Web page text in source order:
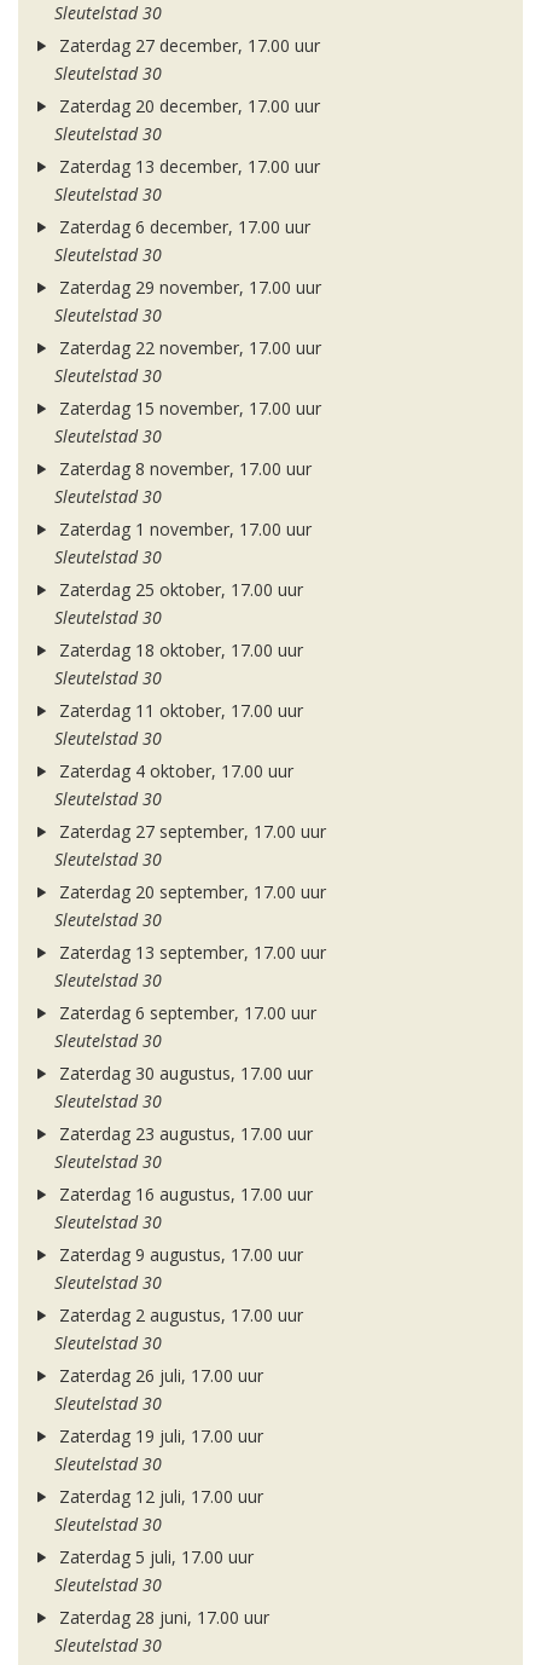
Sleutelstad 30
Zaterdag 27 december, 17.00 uur
Sleutelstad 30
Zaterdag 20 december, 17.00 uur
Sleutelstad 30
Zaterdag 13 december, 17.00 uur
Sleutelstad 30
Zaterdag 6 december, 17.00 uur
Sleutelstad 30
Zaterdag 29 november, 17.00 uur
Sleutelstad 30
Zaterdag 22 november, 17.00 uur
Sleutelstad 30
Zaterdag 15 november, 17.00 uur
Sleutelstad 30
Zaterdag 8 november, 17.00 uur
Sleutelstad 30
Zaterdag 1 november, 17.00 uur
Sleutelstad 30
Zaterdag 25 oktober, 17.00 uur
Sleutelstad 30
Zaterdag 18 oktober, 17.00 uur
Sleutelstad 30
Zaterdag 11 oktober, 17.00 uur
Sleutelstad 30
Zaterdag 4 oktober, 17.00 uur
Sleutelstad 30
Zaterdag 27 september, 17.00 uur
Sleutelstad 30
Zaterdag 20 september, 17.00 uur
Sleutelstad 30
Zaterdag 13 september, 17.00 uur
Sleutelstad 30
Zaterdag 6 september, 17.00 uur
Sleutelstad 30
Zaterdag 30 augustus, 17.00 uur
Sleutelstad 30
Zaterdag 23 augustus, 17.00 uur
Sleutelstad 30
Zaterdag 16 augustus, 17.00 uur
Sleutelstad 30
Zaterdag 9 augustus, 17.00 uur
Sleutelstad 30
Zaterdag 2 augustus, 17.00 uur
Sleutelstad 30
Zaterdag 26 juli, 17.00 uur
Sleutelstad 30
Zaterdag 19 juli, 17.00 uur
Sleutelstad 30
Zaterdag 12 juli, 17.00 uur
Sleutelstad 30
Zaterdag 5 juli, 17.00 uur
Sleutelstad 30
Zaterdag 28 juni, 17.00 uur
Sleutelstad 30